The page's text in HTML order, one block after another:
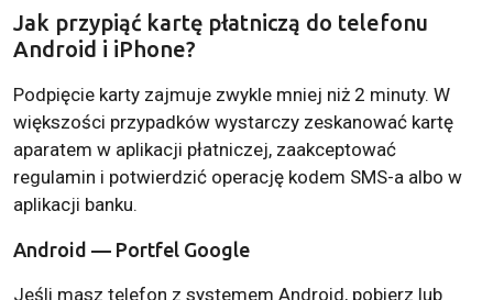
Jak przypiąć kartę płatniczą do telefonu
Android i iPhone?
Podpięcie karty zajmuje zwykle mniej niż 2 minuty. W
większości przypadków wystarczy zeskanować kartę
aparatem w aplikacji płatniczej, zaakceptować
regulamin i potwierdzić operację kodem SMS-a albo w
aplikacji banku.
Android — Portfel Google
Jeśli masz telefon z systemem Android, pobierz lub